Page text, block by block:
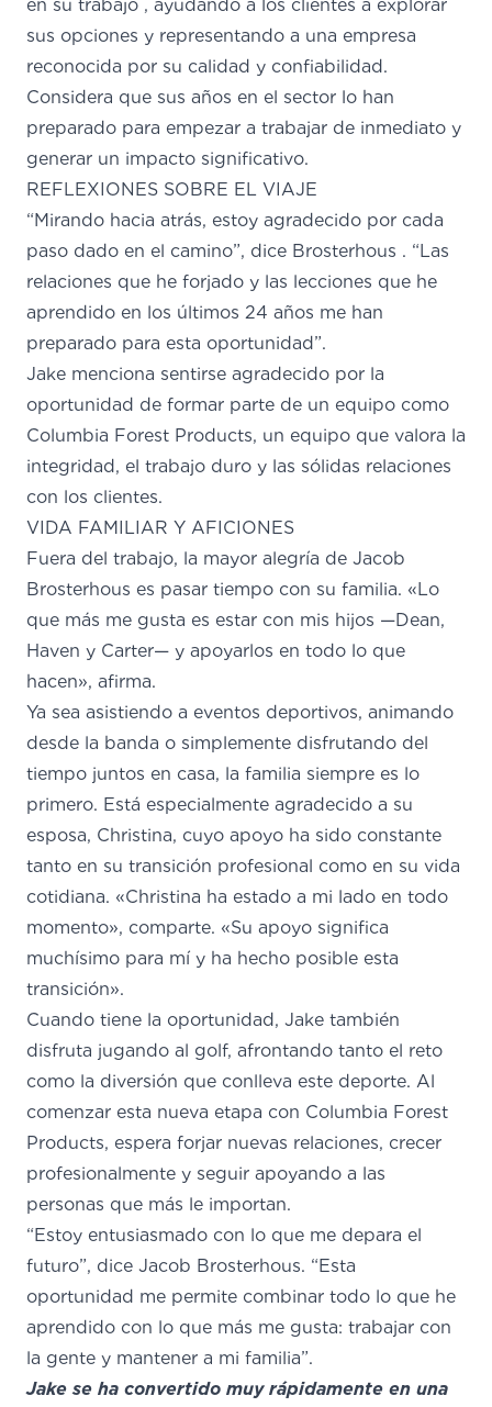
en su trabajo , ayudando a los clientes a explorar
sus opciones y representando a una empresa
reconocida por su calidad y confiabilidad.
Considera que sus años en el sector lo han
preparado para empezar a trabajar de inmediato y
generar un impacto significativo.
REFLEXIONES SOBRE EL VIAJE
“Mirando hacia atrás, estoy agradecido por cada
paso dado en el camino”, dice Brosterhous . “Las
relaciones que he forjado y las lecciones que he
aprendido en los últimos 24 años me han
preparado para esta oportunidad”.
Jake menciona sentirse agradecido por la
oportunidad de formar parte de un equipo como
Columbia Forest Products, un equipo que valora la
integridad, el trabajo duro y las sólidas relaciones
con los clientes.
VIDA FAMILIAR Y AFICIONES
Fuera del trabajo, la mayor alegría de Jacob
Brosterhous es pasar tiempo con su familia. «Lo
que más me gusta es estar con mis hijos —Dean,
Haven y Carter— y apoyarlos en todo lo que
hacen», afirma.
Ya sea asistiendo a eventos deportivos, animando
desde la banda o simplemente disfrutando del
tiempo juntos en casa, la familia siempre es lo
primero. Está especialmente agradecido a su
esposa, Christina, cuyo apoyo ha sido constante
tanto en su transición profesional como en su vida
cotidiana. «Christina ha estado a mi lado en todo
momento», comparte. «Su apoyo significa
muchísimo para mí y ha hecho posible esta
transición».
Cuando tiene la oportunidad, Jake también
disfruta jugando al golf, afrontando tanto el reto
como la diversión que conlleva este deporte. Al
comenzar esta nueva etapa con Columbia Forest
Products, espera forjar nuevas relaciones, crecer
profesionalmente y seguir apoyando a las
personas que más le importan.
“Estoy entusiasmado con lo que me depara el
futuro”, dice Jacob Brosterhous. “Esta
oportunidad me permite combinar todo lo que he
aprendido con lo que más me gusta: trabajar con
la gente y mantener a mi familia”.
Jake se ha convertido muy rápidamente en una